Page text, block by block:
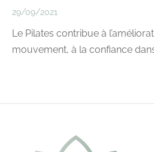
29/09/2021
Le Pilates contribue à
mouvement, à la confiance